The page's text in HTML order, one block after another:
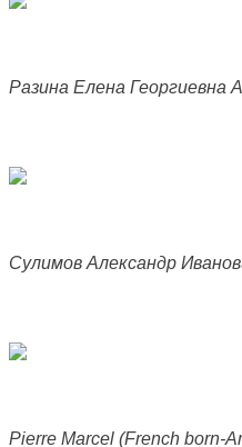
Разина Елена Георгиевна
Сулимов Александр
Pierre Marcel (French born-